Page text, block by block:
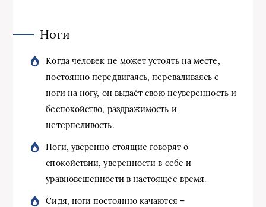
Ноги
Когда человек не может устоять на месте,
постоянно передвигаясь, переваливаясь с
ноги на ногу, он выдаёт свою неуверенность и
беспокойство, раздражимость и
нетерпеливость.
Ноги, уверенно стоящие говорят о
спокойствии, уверенности в себе и
уравновешенности в настоящее время.
Сидя, ноги постоянно качаются –